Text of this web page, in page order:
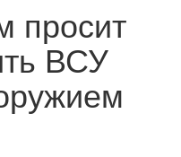
просит
ВСУ